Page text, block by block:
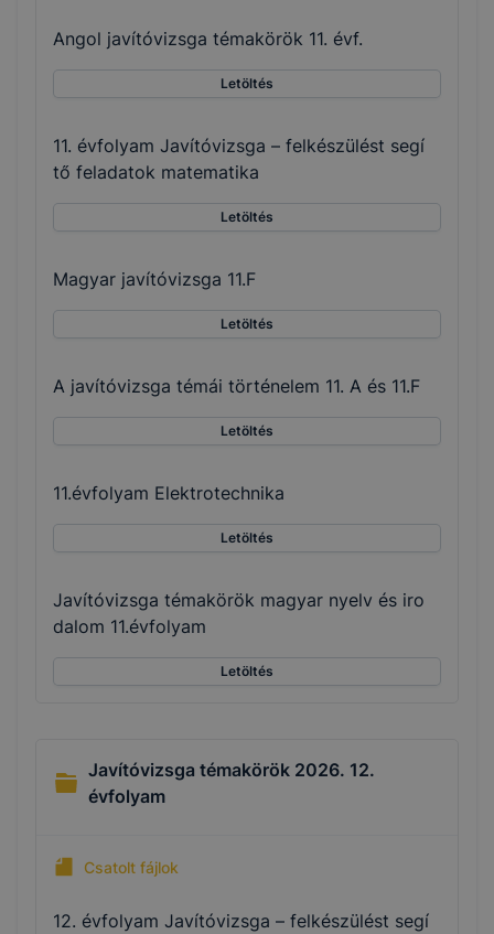
Angol javítóvizsga témakörök 11. évf.
Letöltés
11. évfolyam Javítóvizsga – felkészülést segí
tő feladatok matematika
Letöltés
Magyar javítóvizsga 11.F
Letöltés
A javítóvizsga témái történelem 11. A és 11.F
Letöltés
11.évfolyam Elektrotechnika
Letöltés
Javítóvizsga témakörök magyar nyelv és iro
dalom 11.évfolyam
Letöltés
Javítóvizsga témakörök 2026. 12.
évfolyam
Csatolt fájlok
12. évfolyam Javítóvizsga – felkészülést segí